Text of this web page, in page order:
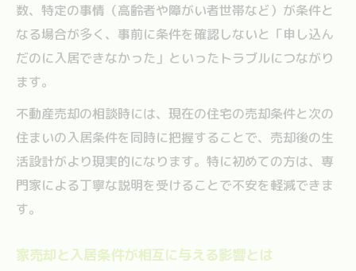
数、特定の事情（高齢者や障がい者世帯など）が条件と
なる場合が多く、事前に条件を確認しないと「申し込ん
だのに入居できなかった」といったトラブルにつながり
ます。
不動産売却の相談時には、現在の住宅の売却条件と次の
住まいの入居条件を同時に把握することで、売却後の生
活設計がより現実的になります。特に初めての方は、専
門家による丁寧な説明を受けることで不安を軽減できま
す。
家売却と入居条件が相互に与える影響とは